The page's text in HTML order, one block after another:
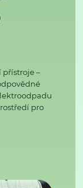
přístroje –
pro